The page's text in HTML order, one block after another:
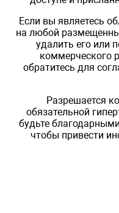
Если вы являетесь
на любой
удалить его или
коммерческого
обратитесь для
Разрешается
обязательной
будьте
чтобы привести